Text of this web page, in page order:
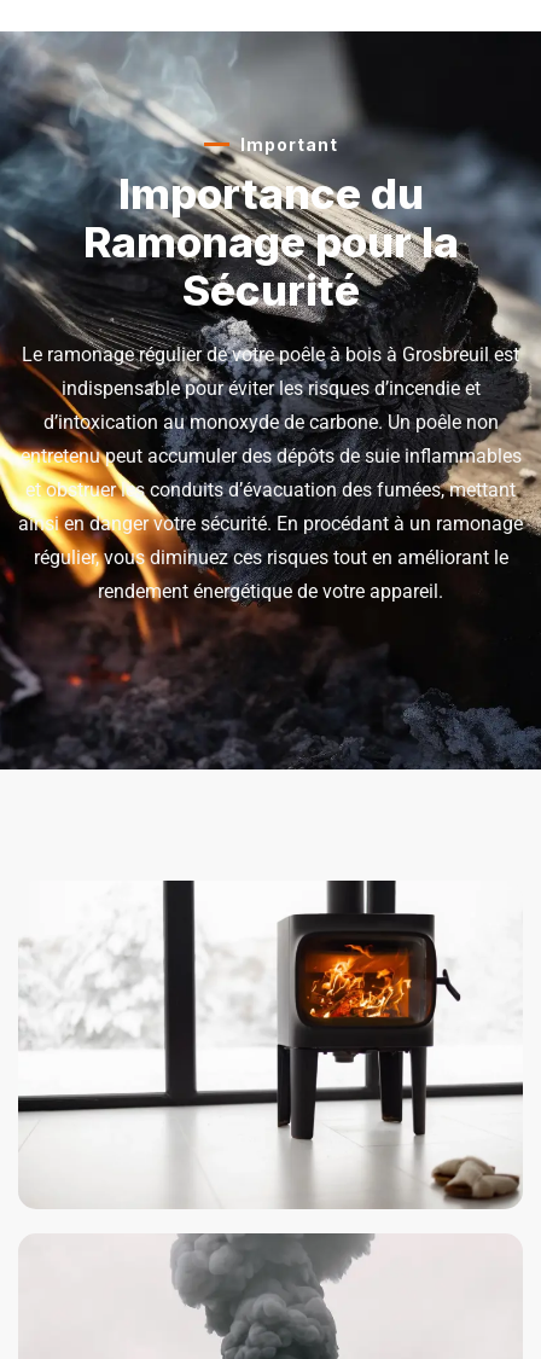
Important
Importance du
Ramonagepour la
Sécurité
Le ramonage régulier de votre poêle à bois à Grosbreuil est
indispensable pour éviter les risques d’incendie et
d’intoxication au monoxyde de carbone. Un poêle non
entretenu peut accumuler des dépôts de suie inflammables
et obstruer les conduits d’évacuation des fumées, mettant
ainsi en danger votre sécurité. En procédant à un ramonage
régulier, vous diminuez ces risques tout en améliorant le
rendement énergétique de votre appareil.